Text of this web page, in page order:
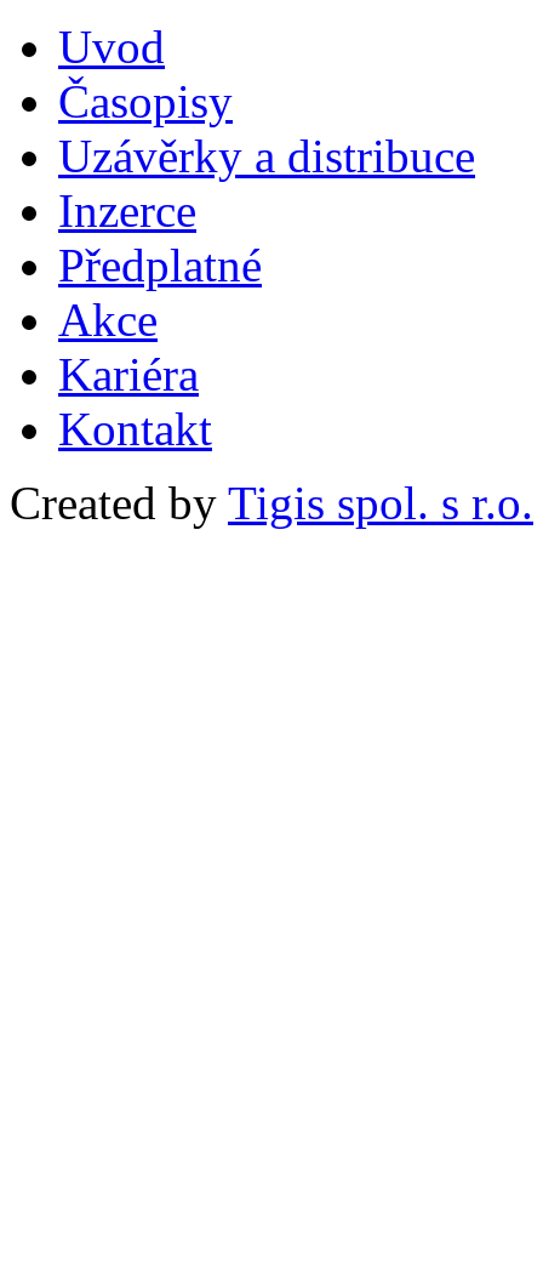
Uvod
Časopisy
Uzávěrky a distribuce
Inzerce
Předplatné
Akce
Kariéra
Kontakt
Created by Tigis spol. s r.o.